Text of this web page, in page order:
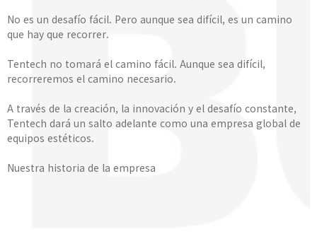
No es un desafío fácil. Pero aunque sea difícil, es un camino
que hay que recorrer.
Tentech no tomará el camino fácil. Aunque sea difícil,
recorreremos el camino necesario.
A través de la creación, la innovación y el desafío constante,
Tentech dará un salto adelante como una empresa global de
equipos estéticos.
Nuestra historia de la empresa